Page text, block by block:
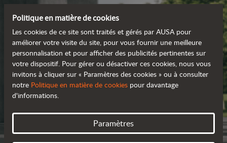
Politique en matière de cookies
Les cookies de ce site sont traités et gérés par AUSA pour
améliorer votre visite du site, pour vous fournir une meilleure
personnalisation et pour afficher des publicités pertinentes sur
votre dispositif. Pour gérer ou désactiver ces cookies, nous vous
invitons à cliquer sur « Paramètres des cookies » ou à consulter
notre Politique en matière de cookies pour davantage
d'informations.
Paramètres